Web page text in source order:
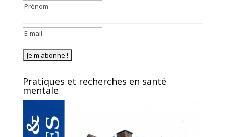
Pratiques et recherches en santé
mentale